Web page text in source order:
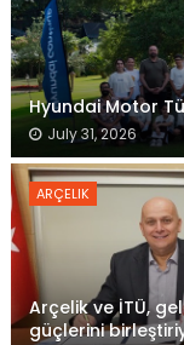
Hyundai Motor
July 31, 2026
ARÇELIK
Arçelik ve İTÜ,
güçlerini